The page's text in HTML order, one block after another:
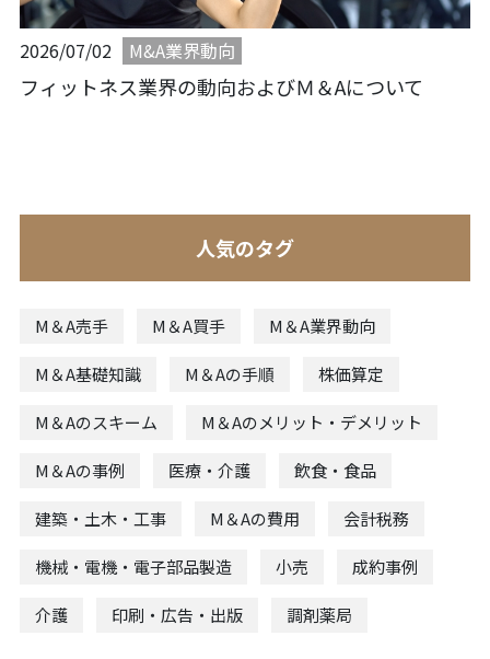
2026/07/02 M&A業界動向
フィットネス業界の動向およびＭ＆Aについて
人気のタグ
M＆A売手 M＆A買手 M＆A業界動向
M＆A基礎知識 M＆Aの手順 株価算定
M＆Aのスキーム M＆Aのメリット・デメリット
M＆Aの事例 医療・介護 飲食・食品
建築・土木・工事 M＆Aの費用 会計税務
機械・電機・電子部品製造 小売 成約事例
介護 印刷・広告・出版 調剤薬局